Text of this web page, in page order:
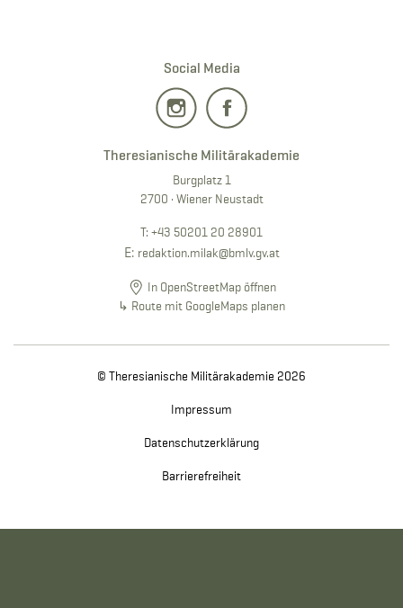
Social Media
Theresianische Militärakademie
Burgplatz 1
2700 · Wiener Neustadt
T: +43 50201 20 28901
E: redaktion.milak@bmlv.gv.at
In OpenStreetMap öffnen
↳ Route mit GoogleMaps planen
© Theresianische Militärakademie 2026
Impressum
Datenschutzerklärung
Barrierefreiheit